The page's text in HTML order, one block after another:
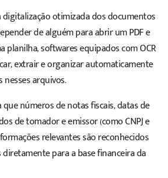
otimizada dos documentos
de alguém para abrir um PDF e
planilha, softwares equipados com OCR
extrair e organizar automaticamente
arquivos.
números de notas fiscais, datas de
de tomador e emissor (como CNPJ e
relevantes são reconhecidos
para a base financeira da